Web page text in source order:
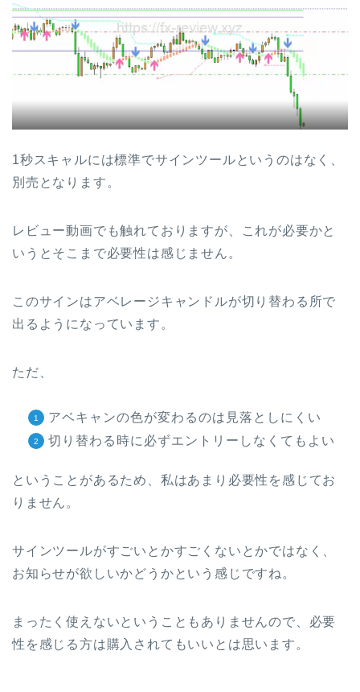
1秒スキャルには標準でサインツールというのはなく、
別売となります。
レビュー動画でも触れておりますが、これが必要かと
いうとそこまで必要性は感じません。
このサインはアベレージキャンドルが切り替わる所で
出るようになっています。
ただ、
アベキャンの色が変わるのは見落としにくい
切り替わる時に必ずエントリーしなくてもよい
ということがあるため、私はあまり必要性を感じてお
りません。
サインツールがすごいとかすごくないとかではなく、
お知らせが欲しいかどうかという感じですね。
まったく使えないということもありませんので、必要
性を感じる方は購入されてもいいとは思います。